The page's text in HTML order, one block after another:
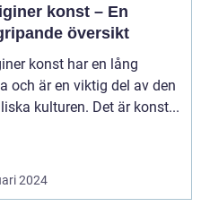
konst – En
översikt
konst har en lång
och är en viktig del av den
kulturen. Det är konst...
2024